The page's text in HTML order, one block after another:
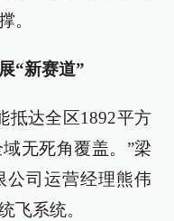
。
“新赛道”
抵达全区1892平方
无死角覆盖。”梁
公司运营经理熊伟
飞系统。